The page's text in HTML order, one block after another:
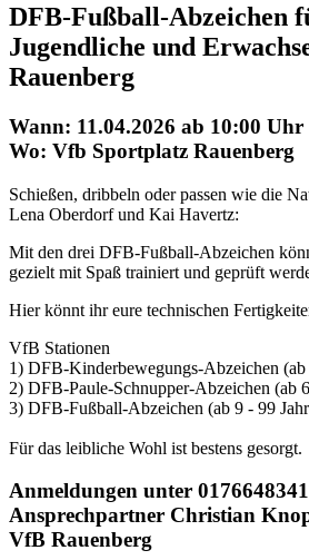
DFB-Fußball-Abzeichen
Jugendliche und
Rauenberg
Wann: 11.04.2026 ab 10:00 Uhr
Wo: Vfb Sportplatz Rauenberg
Schießen, dribbeln oder passen wie die
Lena Oberdorf und Kai Havertz:
Mit den drei DFB-Fußball-Abzeichen
gezielt mit Spaß trainiert und geprüft
Hier könnt ihr eure technischen
VfB Stationen
1) DFB-Kinderbewegungs-Abzeichen (ab
2) DFB-Paule-Schnupper-Abzeichen (ab
3) DFB-Fußball-Abzeichen (ab 9 - 99
Für das leibliche Wohl ist bestens gesorgt.
Anmeldungen unter
Ansprechpartner Christian
VfB Rauenberg